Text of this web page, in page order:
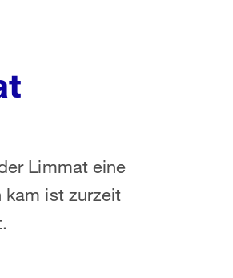
Limmat eine
kam ist zurzeit